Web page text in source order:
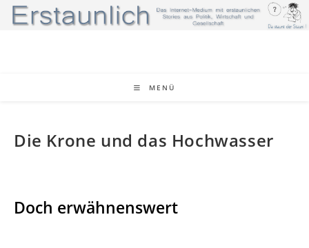
Zum
Inhalt
MENÜ
Die Krone und das Hochwasser
Doch erwähnenswert